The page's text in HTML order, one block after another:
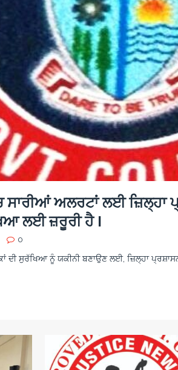
ਸਾਰੀਆਂ ਅਲਰਟਾਂ ਲਈ
ਲਈ ਜ਼ਰੂਰੀ ਹੈ I
0
ਦੀ ਸੁਰੱਖਿਆ ਨੂੰ ਯਕੀਨੀ ਬਣਾਉਣ ਲਈ, ਜ਼ਿਲ੍ਹਾ